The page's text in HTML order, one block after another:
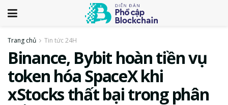
Trang chủ Tin tức 24H
Binance, Bybit hoàn tiền vụ
token hóa SpaceX khi
xStocks thất bại trong phân